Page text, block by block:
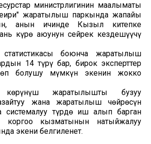
министрлигинин маалыматы
жаратылыш паркында жапайы
анын ичинде Кызыл китепке
күрөң аюунун сейрек кездешүүчү
боюнча жаратылыш
14 түрү бар, бирок эксперттер
болушу мүмкүн экенин жокко
жаратылышты бузуу
жана жаратылыш чөйрөсүн
системалуу түрдө иш алып барган
коргоо кызматынын натыйжалуу
экени белгиленет.